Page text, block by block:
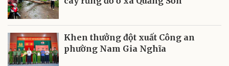
Khen thưởng đột xuất Công an
phường Nam Gia Nghĩa